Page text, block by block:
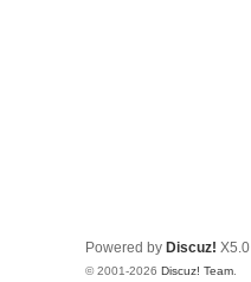
Powered by Discuz! X5.0
© 2001-2026 Discuz! Team